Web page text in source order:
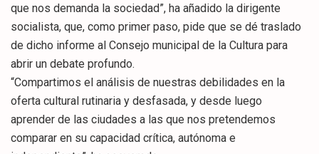
que nos demanda la sociedad”, ha añadido la dirigente
socialista, que, como primer paso, pide que se dé traslado
de dicho informe al Consejo municipal de la Cultura para
abrir un debate profundo.
“Compartimos el análisis de nuestras debilidades en la
oferta cultural rutinaria y desfasada, y desde luego
aprender de las ciudades a las que nos pretendemos
comparar en su capacidad crítica, autónoma e